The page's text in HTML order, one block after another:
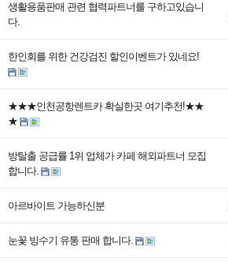
생활용품판매 관련 협력파트너를 구하고있습니
다.
한인회를 위한 건강검진 할인이벤트가 있네요!
★★★인천공항렌트카 확실한곳 여기추천!★★
★
방탈출 공급률 1위 업체가 카페 해외파트너 모집
합니다.
아르바이트 가능하신분
눈꽃 빙수기 유통 판매 합니다.